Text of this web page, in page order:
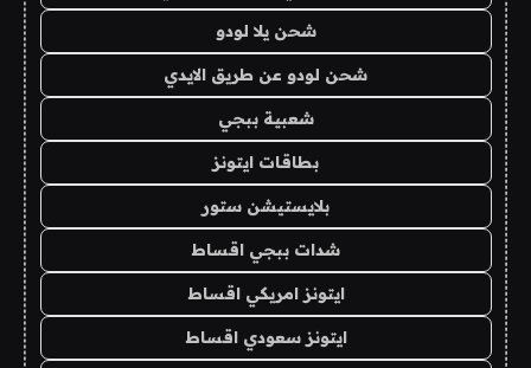
شحن يلا لودو
شحن لودو عن طريق الايدي
شعبية ببجي
بطاقات ايتونز
بلايستيشن ستور
شدات ببجي اقساط
ايتونز امريكي اقساط
ايتونز سعودي اقساط